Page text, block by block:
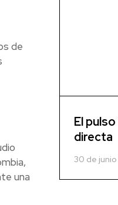
de
una
El
directa
30 de